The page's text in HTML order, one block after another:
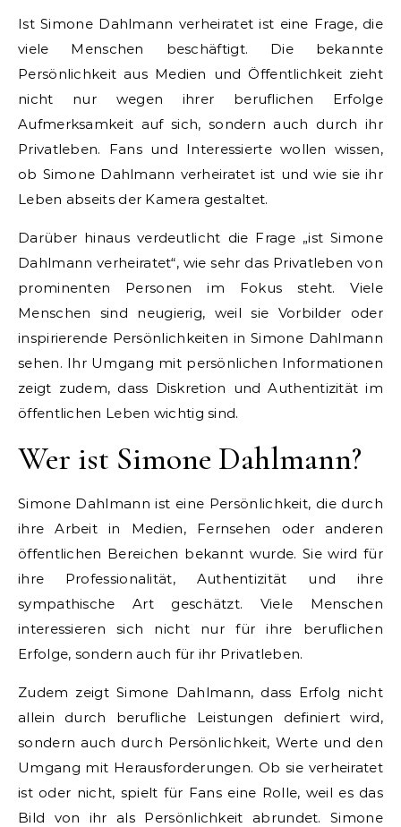
Ist Simone Dahlmann verheiratet ist eine Frage, die
viele Menschen beschäftigt. Die bekannte
Persönlichkeit aus Medien und Öffentlichkeit zieht
nicht nur wegen ihrer beruflichen Erfolge
Aufmerksamkeit auf sich, sondern auch durch ihr
Privatleben. Fans und Interessierte wollen wissen,
ob Simone Dahlmann verheiratet ist und wie sie ihr
Leben abseits der Kamera gestaltet.
Darüber hinaus verdeutlicht die Frage „ist Simone
Dahlmann verheiratet“, wie sehr das Privatleben von
prominenten Personen im Fokus steht. Viele
Menschen sind neugierig, weil sie Vorbilder oder
inspirierende Persönlichkeiten in Simone Dahlmann
sehen. Ihr Umgang mit persönlichen Informationen
zeigt zudem, dass Diskretion und Authentizität im
öffentlichen Leben wichtig sind.
Wer ist Simone Dahlmann?
Simone Dahlmann ist eine Persönlichkeit, die durch
ihre Arbeit in Medien, Fernsehen oder anderen
öffentlichen Bereichen bekannt wurde. Sie wird für
ihre Professionalität, Authentizität und ihre
sympathische Art geschätzt. Viele Menschen
interessieren sich nicht nur für ihre beruflichen
Erfolge, sondern auch für ihr Privatleben.
Zudem zeigt Simone Dahlmann, dass Erfolg nicht
allein durch berufliche Leistungen definiert wird,
sondern auch durch Persönlichkeit, Werte und den
Umgang mit Herausforderungen. Ob sie verheiratet
ist oder nicht, spielt für Fans eine Rolle, weil es das
Bild von ihr als Persönlichkeit abrundet. Simone